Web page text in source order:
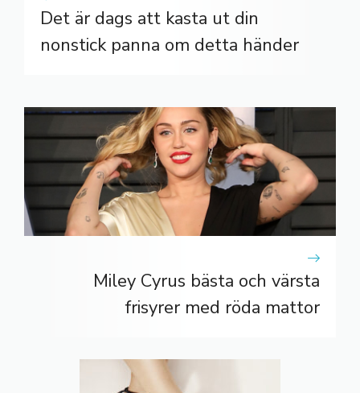
Det är dags att kasta ut din
nonstick panna om detta händer
Miley Cyrus bästa och värsta
frisyrer med röda mattor